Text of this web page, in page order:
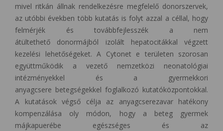
mivel ritkán állnak rendelkezésre megfelelő donorszervek,
az utóbbi években több kutatás is folyt azzal a céllal, hogy
felmérjék és továbbfejlesszék a nem
átültethető donormájból izolált hepatocitákkal végzett
kezelési lehetőségeket. A Cytonet e területen szorosan
együttműködik a vezető nemzetközi neonatológiai
intézményekkel és a gyermekkori
anyagcsere betegségekkel foglalkozó kutatóközpontokkal.
A kutatások végső célja az anyagcserezavar hatékony
kompenzálása oly módon, hogy a beteg gyermek
májkapuerébe egészséges és az